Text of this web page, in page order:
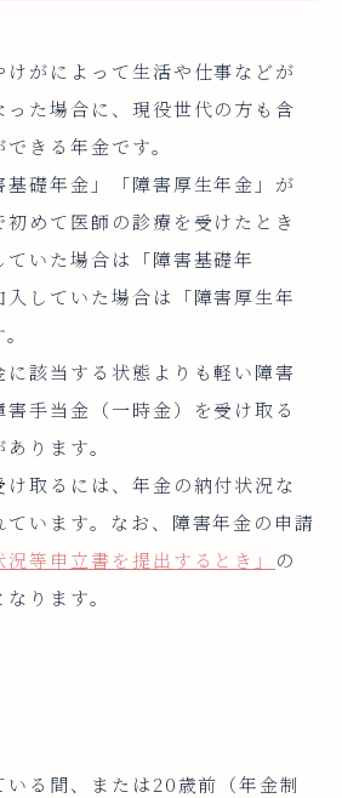
けがによって生活や仕事などが
た場合に、現役世代の方も含
きる年金です。
基礎年金」「障害厚生年金」が
めて医師の診療を受けたとき
ていた場合は「障害基礎年
していた場合は「障害厚生年
該当する状態よりも軽い障害
手当金（一時金）を受け取る
ります。
取るには、年金の納付状況な
ています。なお、障害年金の申請
況等申立書を提出するとき」 の
ります。
いる間、または20歳前（年金制